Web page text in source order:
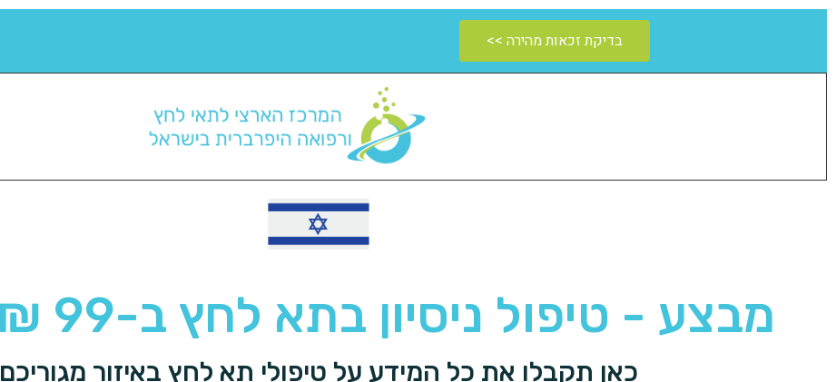
בדיקת זכאות מהירה >>
מבצע - טיפול ניסיון בתא לחץ ב-99 ₪ בלבד!
כאן תקבלו את כל המידע על טיפולי תא לחץ באיזור מגוריכם